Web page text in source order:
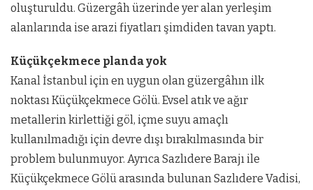
oluşturuldu. Güzergâh üzerinde yer alan yerleşim
alanlarında ise arazi fiyatları şimdiden tavan yaptı.
Küçükçekmece planda yok
Kanal İstanbul için en uygun olan güzergâhın ilk
noktası Küçükçekmece Gölü. Evsel atık ve ağır
metallerin kirlettiği göl, içme suyu amaçlı
kullanılmadığı için devre dışı bırakılmasında bir
problem bulunmuyor. Ayrıca Sazlıdere Barajı ile
Küçükçekmece Gölü arasında bulunan Sazlıdere Vadisi,